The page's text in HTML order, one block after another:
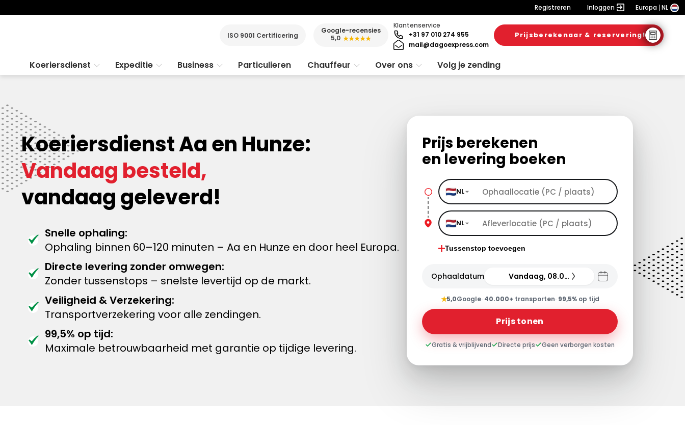
Registreren Inloggen Europa NL
ISO 9001 Certificering
Google-recensies
5,0 ★★★★★
Klantenservice
+31 97 010 274 955
mail@dagoexpress.com
Prijsberekenaar & reservering!
Koeriersdienst Expeditie Business Particulieren Chauffeur Over ons Volg je zending
Koeriersdienst Aa en Hunze:
Vandaag besteld,
vandaag geleverd!
Snelle ophaling:
Ophaling binnen 60–120 minuten – Aa en Hunze en door heel Europa.
Directe levering zonder omwegen:
Zonder tussenstops – snelste levertijd op de markt.
Veiligheid & Verzekering:
Transportverzekering voor alle zendingen.
99,5% op tijd:
Maximale betrouwbaarheid met garantie op tijdige levering.
Prijs berekenen
en levering boeken
NL
NL
Tussenstop toevoegen
Ophaaldatum Vandaag, 08.08.26
★5,0Google· 40.000+ transporten· 99,5%op tijd
Prijs tonen
Gratis & vrijblijvend Directe prijs Geen verborgen kosten